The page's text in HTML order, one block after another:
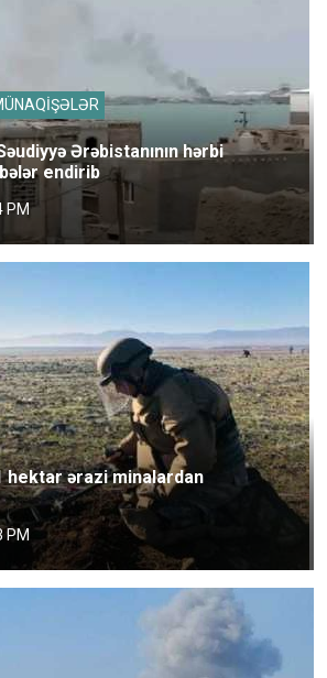
Ərəbistanının hərbi
endirib
PM
hektar ərazi minalardan
PM